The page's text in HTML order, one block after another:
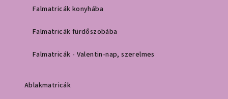
Falmatricák konyhába
Falmatricák fürdőszobába
Falmatricák - Valentin-nap, szerelmes
Ablakmatricák